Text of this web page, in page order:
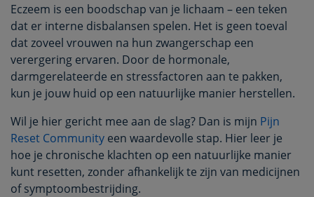
Eczeem is een boodschap van je lichaam – een teken
dat er interne disbalansen spelen. Het is geen toeval
dat zoveel vrouwen na hun zwangerschap een
verergering ervaren. Door de hormonale,
darmgerelateerde en stressfactoren aan te pakken,
kun je jouw huid op een natuurlijke manier herstellen.
Wil je hier gericht mee aan de slag? Dan is mijn Pijn
Reset Community een waardevolle stap. Hier leer je
hoe je chronische klachten op een natuurlijke manier
kunt resetten, zonder afhankelijk te zijn van medicijnen
of symptoombestrijding.